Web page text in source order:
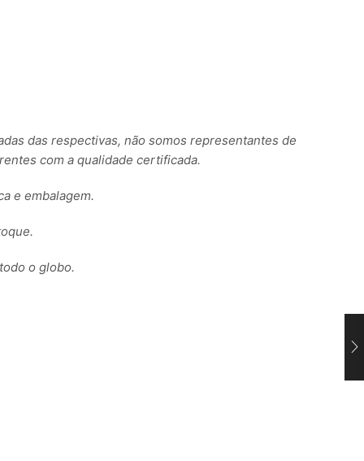
das respectivas, não somos representantes de
com a qualidade certificada.
e embalagem.
o globo.